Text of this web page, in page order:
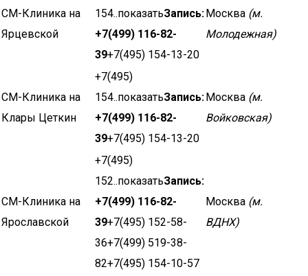
СМ-Клиника на
Ярцевской
154..показатьЗапись:
+7(499) 116-82-
39+7(495) 154-13-20
Москва (м.
Молодежная)
СМ-Клиника на
Клары Цеткин
+7(495)
154..показатьЗапись:
+7(499) 116-82-
39+7(495) 154-13-20
Москва (м.
Войковская)
СМ-Клиника на
Ярославской
+7(495)
152..показатьЗапись:
+7(499) 116-82-
39+7(495) 152-58-
36+7(499) 519-38-
82+7(495) 154-10-57
Москва (м.
ВДНХ)